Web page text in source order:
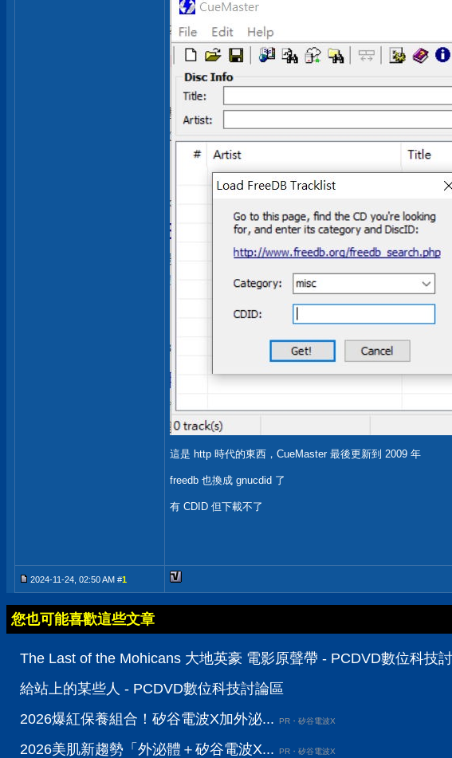
這是 http 時代的東西，CueMaster 最後更新到 2009 年
freedb 也換成 gnucdid 了
有 CDID 但下載不了
2024-11-24, 02:50 AM #1
您也可能喜歡這些文章
The Last of the Mohicans 大地英豪 電影原聲帶 - PCDVD數位科技
給站上的某些人 - PCDVD數位科技討論區
2026爆紅保養組合！矽谷電波X加外泌...
PR・矽谷電波X
2026美肌新趨勢「外泌體＋矽谷電波X... PR・矽谷電波X